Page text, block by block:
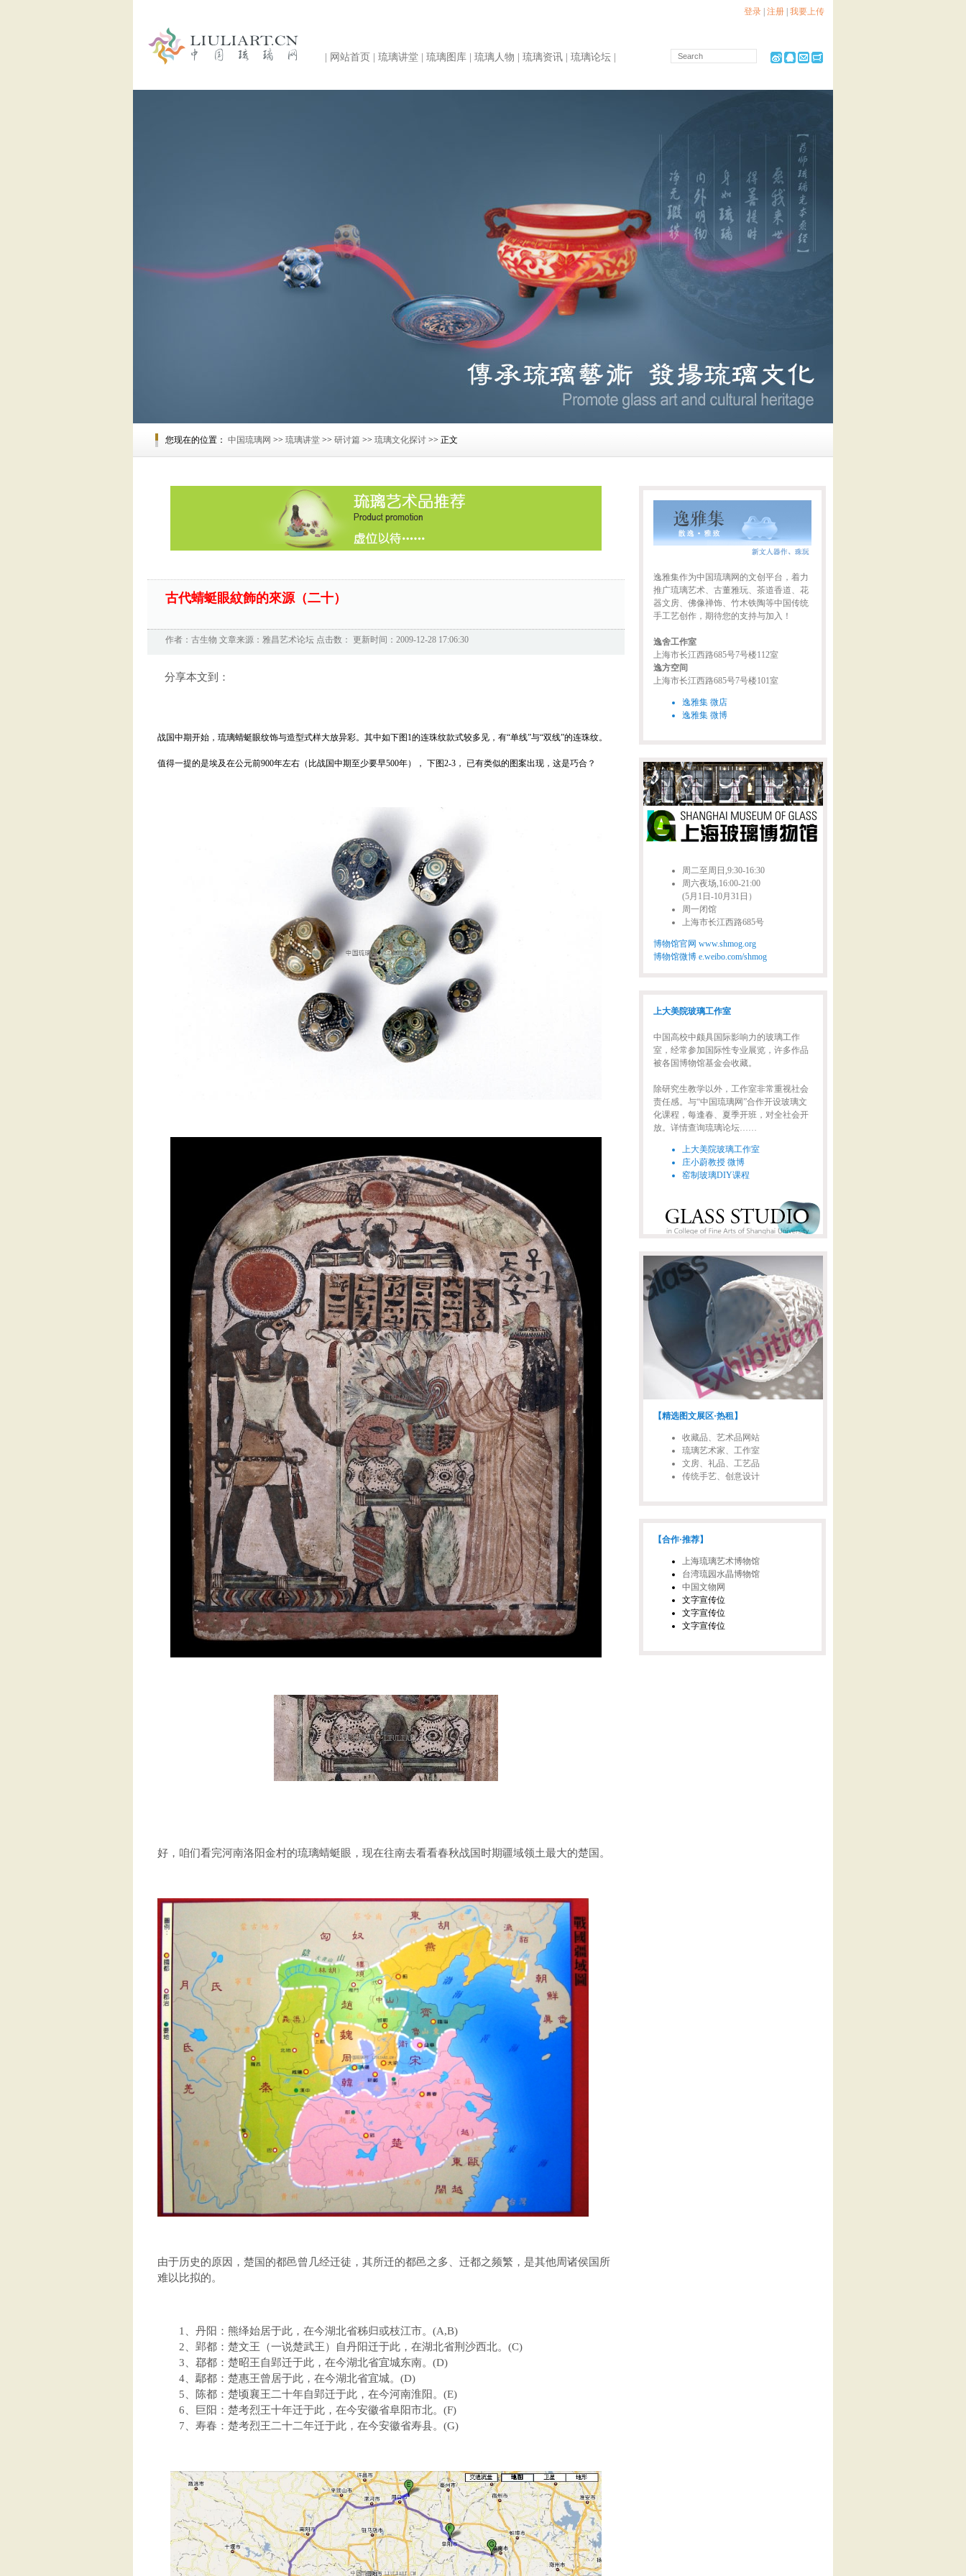
登录 注册 我要上传
网站首页 琉璃讲堂 琉璃图库 琉璃人物 琉璃资讯 琉璃论坛
您现在的位置： 中国琉璃网 >> 琉璃讲堂 >> 研讨篇 >> 琉璃文化探讨 >> 正文
古代蜻蜓眼紋飾的來源（二十）
作者： 古生物 文章来源： 雅昌艺术论坛 点击数： 更新时间：2009-12-28 17:06:30
分享本文到：
战国中期开始，琉璃蜻蜓眼纹饰与造型式样大放异彩。其中如下图1的连珠纹款式较多见，有“单线”与“双线”的连珠纹。
值得一提的是埃及在公元前900年左右（比战国中期至少要早500年）， 下图2-3， 已有类似的图案出现，这是巧合？
好，咱们看完河南洛阳金村的琉璃蜻蜓眼，现在往南去看看春秋战国时期疆域领土最大的楚国。
由于历史的原因，楚国的都邑曾几经迁徒，其所迁的都邑之多、迁都之频繁，是其他周诸侯国所
难以比拟的。
1、丹阳：熊绎始居于此，在今湖北省秭归或枝江市。(A,B)
2、郢都：楚文王（一说楚武王）自丹阳迁于此，在湖北省荆沙西北。(C)
3、鄀都：楚昭王自郢迁于此，在今湖北省宜城东南。(D)
4、鄢都：楚惠王曾居于此，在今湖北省宜城。(D)
5、陈都：楚顷襄王二十年自郢迁于此，在今河南淮阳。(E)
6、巨阳：楚考烈王十年迁于此，在今安徽省阜阳市北。(F)
7、寿春：楚考烈王二十二年迁于此，在今安徽省寿县。(G)
逸雅集作为中国琉璃网的文创平台，着力
推广琉璃艺术、古董雅玩、茶道香道、花
器文房、佛像禅饰、竹木铁陶等中国传统
手工艺创作，期待您的支持与加入！
逸舍工作室
上海市长江西路685号7号楼112室
逸方空间
上海市长江西路685号7号楼101室
逸雅集 微店
逸雅集 微博
周二至周日,9:30-16:30
周六夜场,16:00-21:00
(5月1日-10月31日）
周一闭馆
上海市长江西路685号
博物馆官网 www.shmog.org
博物馆微博 e.weibo.com/shmog
上大美院玻璃工作室
中国高校中颇具国际影响力的玻璃工作
室，经常参加国际性专业展览，许多作品
被各国博物馆基金会收藏。
除研究生教学以外，工作室非常重视社会
责任感。与“中国琉璃网”合作开设玻璃文
化课程，每逢春、夏季开班，对全社会开
放。详情查询琉璃论坛……
上大美院玻璃工作室
庄小蔚教授 微博
窑制玻璃DIY课程
【精选图文展区·热租】
收藏品、艺术品网站
琉璃艺术家、工作室
文房、礼品、工艺品
传统手艺、创意设计
【合作·推荐】
上海琉璃艺术博物馆
台湾琉园水晶博物馆
中国文物网
文字宣传位
文字宣传位
文字宣传位